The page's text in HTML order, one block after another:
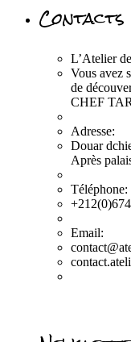
Contacts
L’Atelier
Vous avez
de
CHEF
Adresse:
Douar
Après
Téléphone:
Email: